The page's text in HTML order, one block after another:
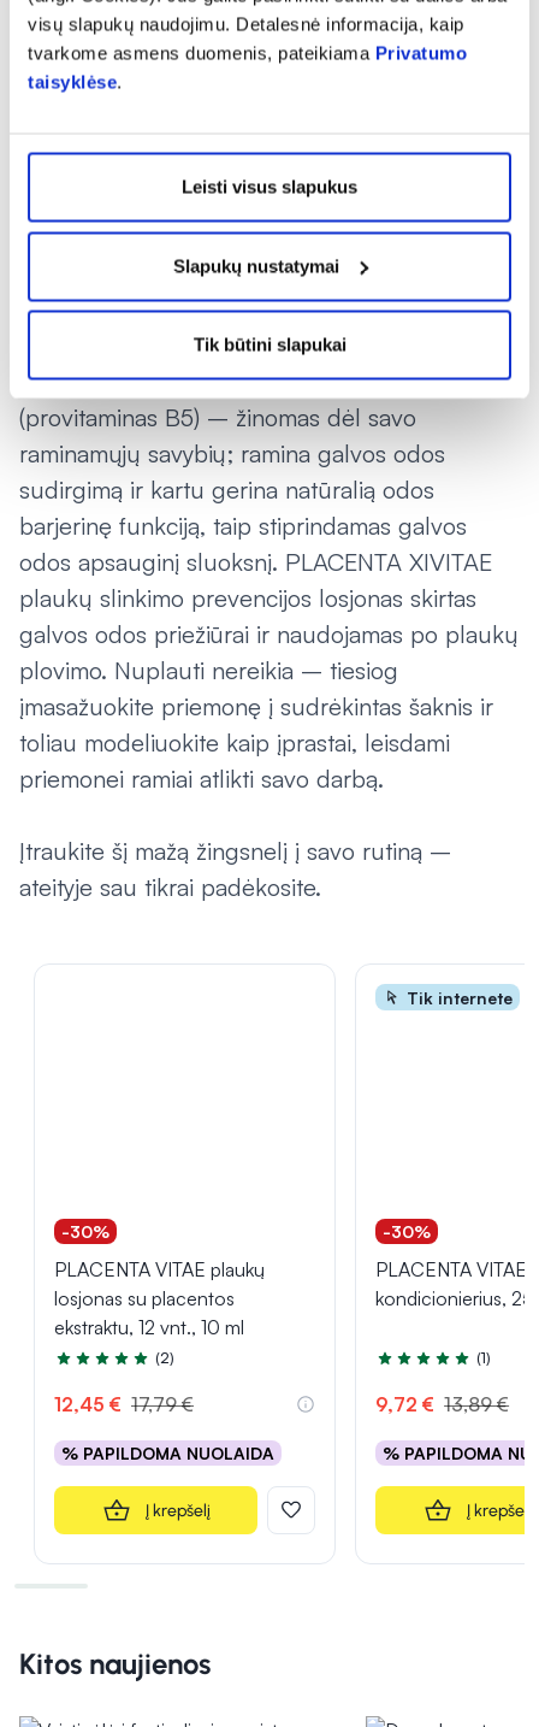
visų slapukų naudojimu. Detalesnė informacija, kaip
tvarkome asmens duomenis, pateikiama Privatumo
taisyklėse.
Leisti visus slapukus
Slapukų nustatymai
Tik būtini slapukai
kasdienę plaukų plovimo rutiną. Losjono sudėtis:
biotechnologinė placenta – kompleksas,
kuriame gausu peptidų, yra L-arginino,
sąveikaudami padeda stiprinti plaukų šaknis;
dilgėlių ekstraktas – žinomas dėl savo
priešuždegiminių savybių, malšinančių galvos
odos sudirgimą ir padedančių sukurti optimalią
aplinką plaukams augti; capiscum annuum
ekstraktas – junginys, stimuliuojantis folikulus
ir gerinantis kraujotaką; pantenolis
(provitaminas B5) – žinomas dėl savo
raminamųjų savybių; ramina galvos odos
sudirgimą ir kartu gerina natūralią odos
barjerinę funkciją, taip stiprindamas galvos
odos apsauginį sluoksnį. PLACENTA XIVITAE
plaukų slinkimo prevencijos losjonas skirtas
galvos odos priežiūrai ir naudojamas po plaukų
plovimo. Nuplauti nereikia – tiesiog
įmasažuokite priemonę į sudrėkintas šaknis ir
toliau modeliuokite kaip įprastai, leisdami
priemonei ramiai atlikti savo darbą.
Įtraukite šį mažą žingsnelį į savo rutiną –
ateityje sau tikrai padėkosite.
-30%
PLACENTA VITAE plaukų
losjonas su placentos
ekstraktu, 12 vnt., 10 ml
Įvertinimas 5.0 iš 5
(2)
12,45 € 17,79 €
% PAPILDOMA NUOLAIDA
Į krepšelį
Tik internete
-30%
PLACENTA VITAE
kondicionierius,
Įvertinimas 5.0 iš 5
(1)
9,72 € 13,89 €
% PAPILDOMA
Į krepšelį
Kitos naujienos